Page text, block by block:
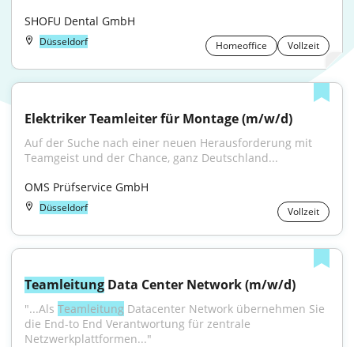
SHOFU Dental GmbH
Düsseldorf Homeoffice Vollzeit
Elektriker Teamleiter für Montage (m/w/d)
Auf der Suche nach einer neuen Herausforderung mit
Teamgeist und der Chance, ganz Deutschland...
OMS Prüfservice GmbH
Düsseldorf Vollzeit
Teamleitung Data Center Network (m/w/d)
"...Als Teamleitung Datacenter Network übernehmen Sie
die End-to End Verantwortung für zentrale
Netzwerkplattformen..."